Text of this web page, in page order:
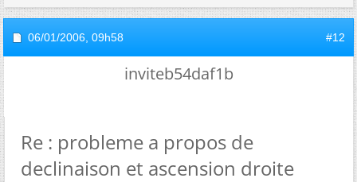
06/01/2006, 09h58 #12
inviteb54daf1b
Re : probleme a propos de
declinaison et ascension droite